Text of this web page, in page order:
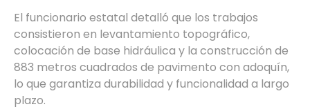
El funcionario estatal detalló que los trabajos
consistieron en levantamiento topográfico,
colocación de base hidráulica y la construcción de
883 metros cuadrados de pavimento con adoquín,
lo que garantiza durabilidad y funcionalidad a largo
plazo.